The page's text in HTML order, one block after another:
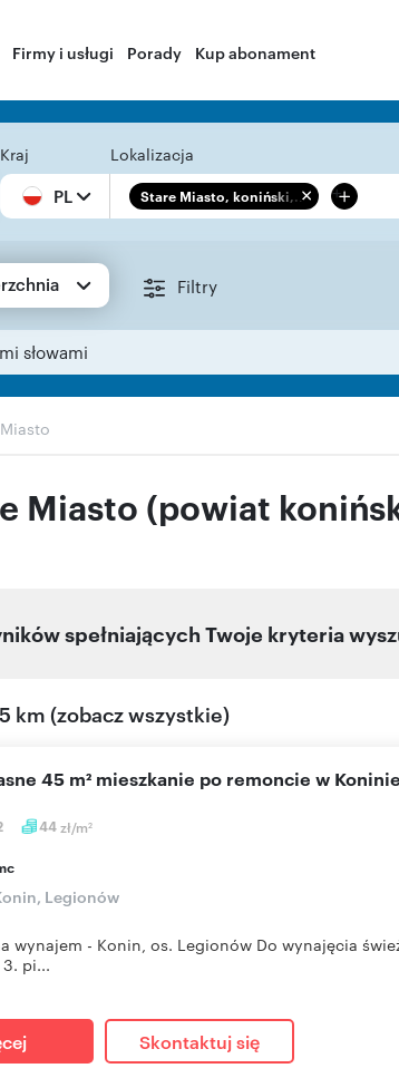
Firmy i usługi Porady Kup abonament
Kraj
PL
Lokalizacja
Stare Miasto, koniński,... +
Filtry
słowami
Miasto (powiat
spełniających Twoje kryteria
km (zobacz wszystkie)
44zł/m2
45 m² mieszkanie po remoncie w Koninie
Legionów
wynajem - Konin, os. Legionów Do wynajęcia
pi...
Skontaktuj się